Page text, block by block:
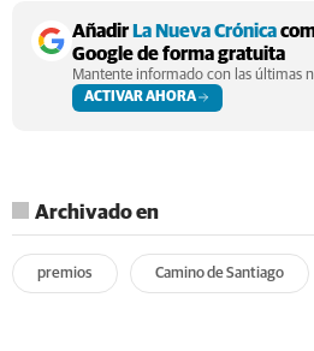
AñadirLa Nueva Crónica
Google de forma gratuita
Mantente informado con las últimas
ACTIVAR AHORA
Archivado en
premios Camino de Santiago